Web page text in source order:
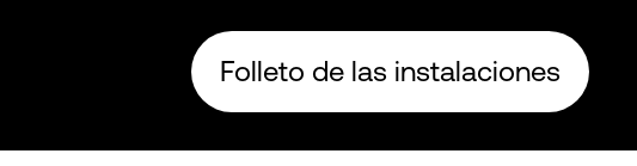
Folleto de las instalaciones